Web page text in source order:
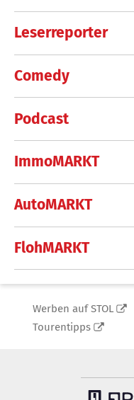
Leserreporter
Comedy
Podcast
ImmoMARKT
AutoMARKT
FlohMARKT
Werben auf STOL
Tourentipps